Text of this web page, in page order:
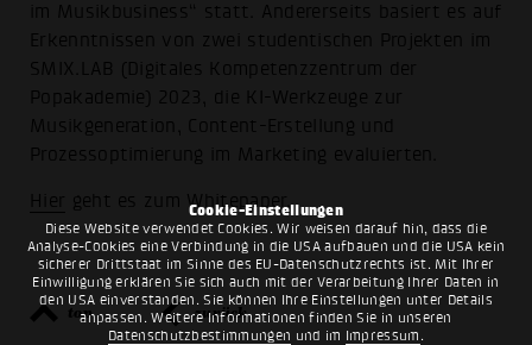
Cookie-Einstellungen
Diese Website verwendet Cookies. Wir weisen darauf hin, dass die
Analyse-Cookies eine Verbindung in die USA aufbauen und die USA kein
sicherer Drittstaat im Sinne des EU-Datenschutzrechts ist. Mit Ihrer
Einwilligung erklären Sie sich auch mit der Verarbeitung Ihrer Daten in
den USA einverstanden. Sie können Ihre Einstellungen unter Details
anpassen. Weitere Informationen finden Sie in unseren
Datenschutzbestimmungen und im Impressum .
im Musikbusiness“ statt. Andererseits basiert es auf
Erkenntnissen von zwei studentischen Projekten im
SMIX.LAB (Digitales Kompetenzzentrum der
Popakademie) 2023, die KI-Werkzeuge zur
Musikgeneration, Content-Erstellung und
Prozessoptimierung im Marketing evaluierten.
Hier geht es zum Whitepaper.
top zurück